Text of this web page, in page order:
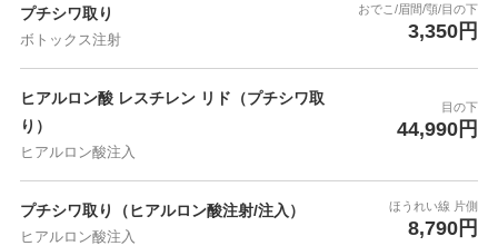
プチシワ取り
ボトックス注射
おでこ/眉間/顎/目の下
3,350円
ヒアルロン酸 レスチレン リド（プチシワ取
り）
ヒアルロン酸注入
目の下
44,990円
プチシワ取り（ヒアルロン酸注射/注入）
ヒアルロン酸注入
ほうれい線 片側
8,790円